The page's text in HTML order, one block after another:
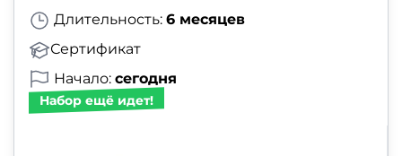
Длительность: 6 месяцев
Сертификат
Начало: сегодня
Набор ещё идет!